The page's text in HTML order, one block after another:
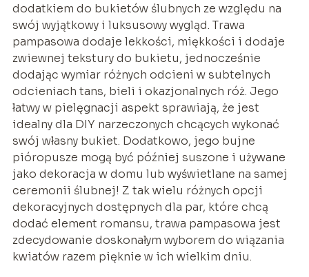
dodatkiem do bukietów ślubnych ze względu na
swój wyjątkowy i luksusowy wygląd. Trawa
pampasowa dodaje lekkości, miękkości i dodaje
zwiewnej tekstury do bukietu, jednocześnie
dodając wymiar różnych odcieni w subtelnych
odcieniach tans, bieli i okazjonalnych róż. Jego
łatwy w pielęgnacji aspekt sprawiają, że jest
idealny dla DIY narzeczonych chcących wykonać
swój własny bukiet. Dodatkowo, jego bujne
pióropusze mogą być później suszone i używane
jako dekoracja w domu lub wyświetlane na samej
ceremonii ślubnej! Z tak wielu różnych opcji
dekoracyjnych dostępnych dla par, które chcą
dodać element romansu, trawa pampasowa jest
zdecydowanie doskonałym wyborem do wiązania
kwiatów razem pięknie w ich wielkim dniu.